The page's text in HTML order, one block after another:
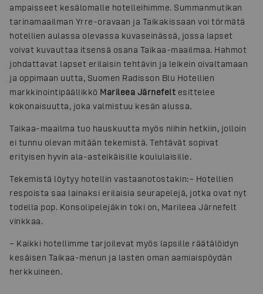
ampaisseet kesälomalle hotelleihimme. Summanmutikan
tarinamaailman Yrre-oravaan ja Taikakissaan voi törmätä
hotellien aulassa olevassa kuvaseinässä, jossa lapset
voivat kuvauttaa itsensä osana Taikaa-maailmaa. Hahmot
johdattavat lapset erilaisin tehtävin ja leikein oivaltamaan
ja oppimaan uutta, Suomen Radisson Blu Hotellien
markkinointipäällikkö Marileea Järnefelt esittelee
kokonaisuutta, joka valmistuu kesän alussa.
Taikaa-maailma tuo hauskuutta myös niihin hetkiin, jolloin
ei tunnu olevan mitään tekemistä. Tehtävät sopivat
erityisen hyvin ala-asteikäisille koululaisille.
Tekemistä löytyy hotellin vastaanotostakin:– Hotellien
respoista saa lainaksi erilaisia seurapelejä, jotka ovat nyt
todella pop. Konsolipelejäkin toki on, Marileea Järnefelt
vinkkaa.
– Kaikki hotellimme tarjoilevat myös lapsille räätälöidyn
kesäisen Taikaa-menun ja lasten oman aamiaispöydän
herkkuineen.